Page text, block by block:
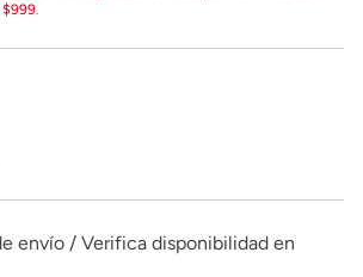
$999.